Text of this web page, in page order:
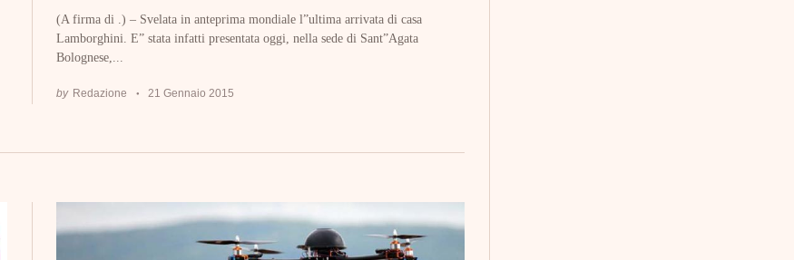
(A firma di .) – Svelata in anteprima mondiale l”ultima arrivata di casa
Lamborghini. E” stata infatti presentata oggi, nella sede di Sant”Agata
Bolognese,...
by Redazione 21 Gennaio 2015